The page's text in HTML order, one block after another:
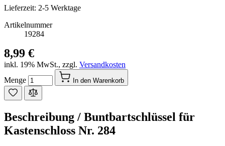
Lieferzeit: 2-5 Werktage
Artikelnummer
19284
8,99 €
inkl. 19% MwSt., zzgl. Versandkosten
Menge
In den Warenkorb
Beschreibung / Buntbartschlüssel für
Kastenschloss Nr. 284